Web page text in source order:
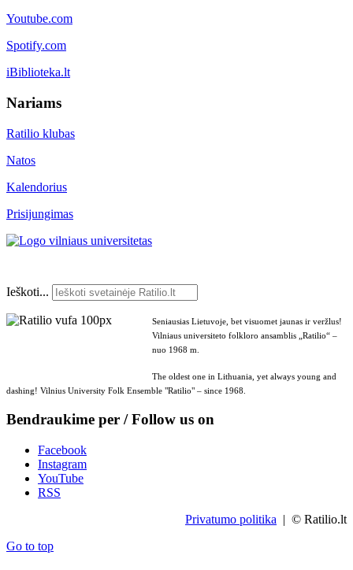
Youtube.com
Spotify.com
iBiblioteka.lt
Nariams
Ratilio klubas
Natos
Kalendorius
Prisijungimas
Ieškoti...
Seniausias Lietuvoje, bet visuomet jaunas ir veržlus!
Vilniaus universiteto folkloro ansamblis „Ratilio“ –
nuo 1968 m.
The oldest one in Lithuania, yet always young and
dashing! Vilnius University Folk Ensemble "Ratilio" – since 1968.
Bendraukime per / Follow us on
Facebook
Instagram
YouTube
RSS
Privatumo politika | © Ratilio.lt
Go to top